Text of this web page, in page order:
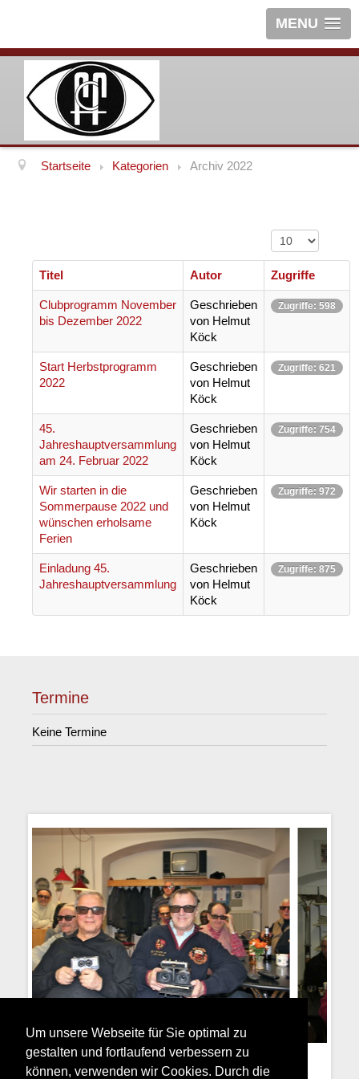
Um unsere Webseite für Sie optimal zu
gestalten und fortlaufend verbessern zu
können, verwenden wir Cookies. Durch die
MENU
Startseite Kategorien Archiv 2022
Anzeige #
Titel Autor Zugriffe
Clubprogramm November
bis Dezember 2022
Geschrieben
von Helmut
Köck
Zugriffe: 598
Start Herbstprogramm
2022
Geschrieben
von Helmut
Köck
Zugriffe: 621
45.
Jahreshauptversammlung
am 24. Februar 2022
Geschrieben
von Helmut
Köck
Zugriffe: 754
Wir starten in die
Sommerpause 2022 und
wünschen erholsame
Ferien
Geschrieben
von Helmut
Köck
Zugriffe: 972
Einladung 45.
Jahreshauptversammlung
Geschrieben
von Helmut
Köck
Zugriffe: 875
Termine
Keine Termine